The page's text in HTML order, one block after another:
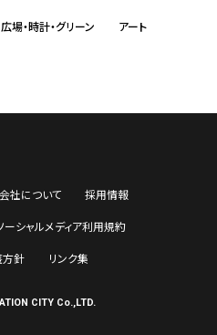
広場・時計・グリーン アートภาษาไทย
社について 採用情報
ーシャルメディア利用規約
方針 リンク集
CITY Co.,LTD.